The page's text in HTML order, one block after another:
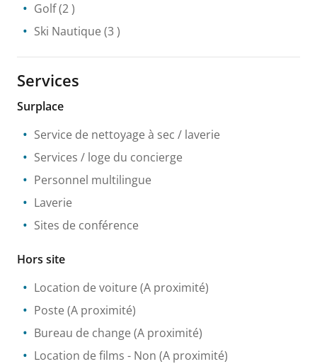
Golf(2 )
Ski Nautique (3 )
Services
Surplace
Service de nettoyage à sec / laverie
Services / loge du concierge
Personnel multilingue
Laverie
Sites de conférence
Hors site
Location de voiture (A proximité)
Poste (A proximité)
Bureau de change (A proximité)
Location de films - Non (A proximité)